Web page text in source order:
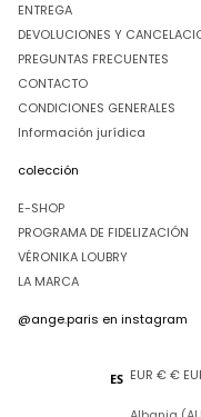
ENTREGA
DEVOLUCIONES Y
PREGUNTAS FRECUENTES
CONTACTO
CONDICIONES GENERALES
Información jurídica
colección
E-SHOP
PROGRAMA DE FIDELIZACIÓN
VÉRONIKA LOUBRY
LA MARCA
@ange.paris en instagram
ES EUR € €